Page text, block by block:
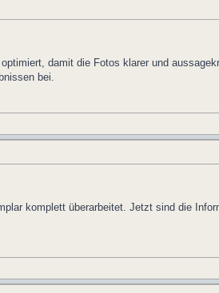
damit die Fotos klarer und
bei.
komplett überarbeitet. Jetzt sind die